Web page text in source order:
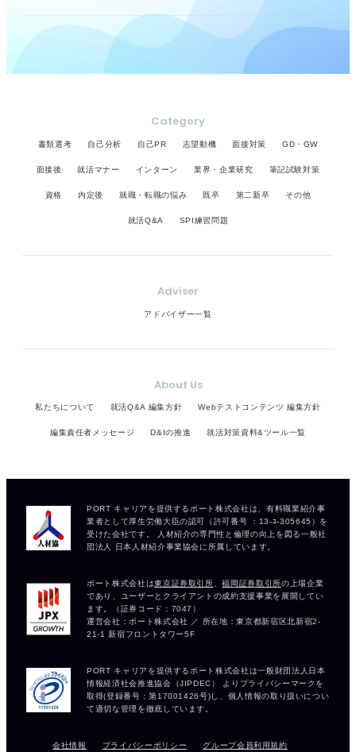
Category
書類選考 自己分析 自己PR 志望動機 面接対策 GD・GW
面接後 就活マナー インターン 業界・企業研究 筆記試験対策
資格 内定後 就職・転職の悩み 既卒 第二新卒 その他
就活Q&A SPI練習問題
Adviser
アドバイザー一覧
About Us
私たちについて 就活Q&A 編集方針 Webテストコンテンツ 編集方針
編集責任者メッセージ D&Iの推進 就活対策資料&ツール一覧
会社情報 プライバシーポリシー グループ会員利用規約